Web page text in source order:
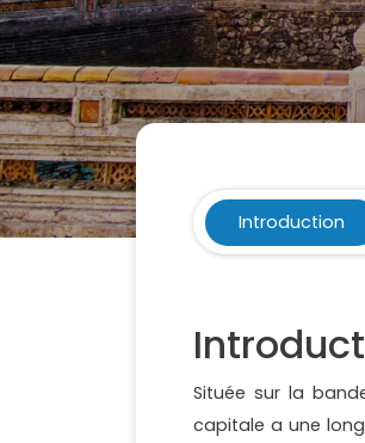
Introduction
Située sur la
capitale a une